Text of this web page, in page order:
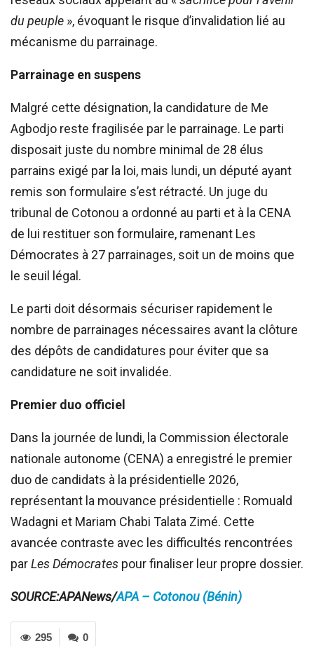
du peuple », évoquant le risque d’invalidation lié au
mécanisme du parrainage.
Parrainage en suspens
Malgré cette désignation, la candidature de Me
Agbodjo reste fragilisée par le parrainage. Le parti
disposait juste du nombre minimal de 28 élus
parrains exigé par la loi, mais lundi, un député ayant
remis son formulaire s’est rétracté. Un juge du
tribunal de Cotonou a ordonné au parti et à la CENA
de lui restituer son formulaire, ramenant Les
Démocrates à 27 parrainages, soit un de moins que
le seuil légal.
Le parti doit désormais sécuriser rapidement le
nombre de parrainages nécessaires avant la clôture
des dépôts de candidatures pour éviter que sa
candidature ne soit invalidée.
Premier duo officiel
Dans la journée de lundi, la Commission électorale
nationale autonome (CENA) a enregistré le premier
duo de candidats à la présidentielle 2026,
représentant la mouvance présidentielle : Romuald
Wadagni et Mariam Chabi Talata Zimé. Cette
avancée contraste avec les difficultés rencontrées
parLes Démocrates pour finaliser leur propre dossier.
SOURCE:APANews/APA – Cotonou (Bénin)
0
295